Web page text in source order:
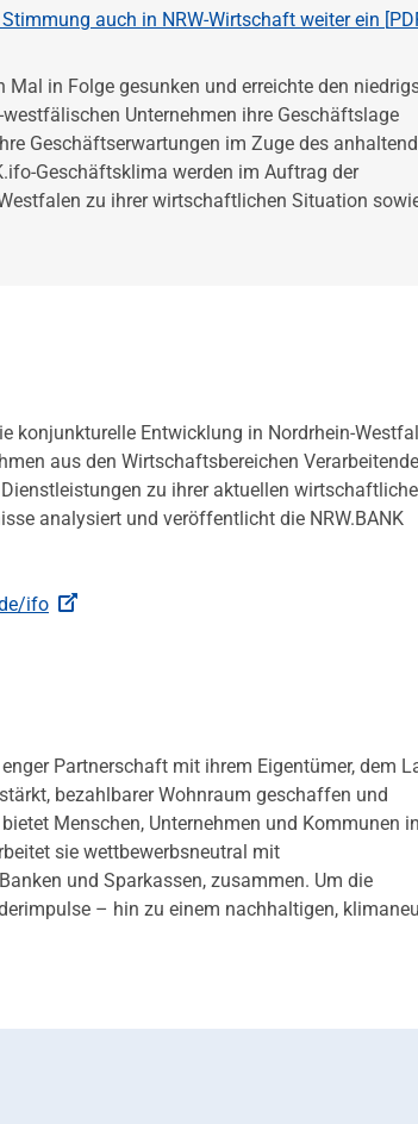
auch in NRW-Wirtschaft weiter ein [
in Folge gesunken und erreichte den
Unternehmen ihre Geschäftslage
Geschäftserwartungen im Zuge des
Geschäftsklima werden im Auftrag der
zu ihrer wirtschaftlichen Situation
konjunkturelle Entwicklung in Nordrhein-
aus den Wirtschaftsbereichen
zu ihrer aktuellen
analysiert und veröffentlicht die NRW.BANK
ifo
Partnerschaft mit ihrem Eigentümer, dem
bezahlbarer Wohnraum geschaffen und
Menschen, Unternehmen und Kommunen
sie wettbewerbsneutral mit
und Sparkassen, zusammen. Um die
– hin zu einem nachhaltigen,